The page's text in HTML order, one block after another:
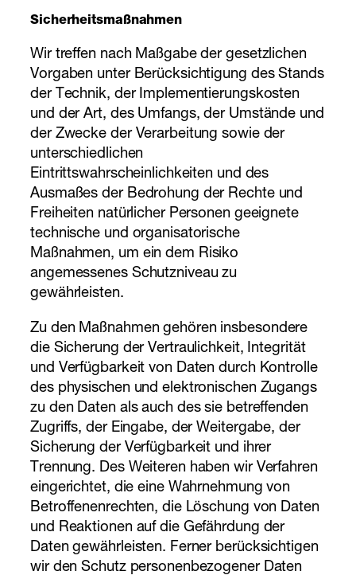
Sicherheitsmaßnahmen
Wir treffen nach Maßgabe der gesetzlichen
Vorgaben unter Berücksichtigung des Stands
der Technik, der Implementierungskosten
und der Art, des Umfangs, der Umstände und
der Zwecke der Verarbeitung sowie der
unterschiedlichen
Eintrittswahrscheinlichkeiten und des
Ausmaßes der Bedrohung der Rechte und
Freiheiten natürlicher Personen geeignete
technische und organisatorische
Maßnahmen, um ein dem Risiko
angemessenes Schutzniveau zu
gewährleisten.
Zu den Maßnahmen gehören insbesondere
die Sicherung der Vertraulichkeit, Integrität
und Verfügbarkeit von Daten durch Kontrolle
des physischen und elektronischen Zugangs
zu den Daten als auch des sie betreffenden
Zugriffs, der Eingabe, der Weitergabe, der
Sicherung der Verfügbarkeit und ihrer
Trennung. Des Weiteren haben wir Verfahren
eingerichtet, die eine Wahrnehmung von
Betroffenenrechten, die Löschung von Daten
und Reaktionen auf die Gefährdung der
Daten gewährleisten. Ferner berücksichtigen
wir den Schutz personenbezogener Daten